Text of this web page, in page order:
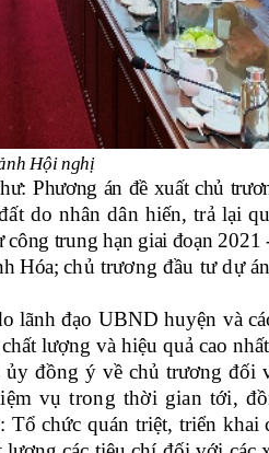
Hội nghị
Phương án đề xuất chủ
do nhân dân hiến, trả lại
công trung hạn giai đoạn
Hóa;chủ trương đầu tư dự
lãnh đạo UBND huyện và
lượng và hiệu quả cao
ủy đồng ý về chủ trương đối
vụ trong thời gian tới,
Tổ chức quán triệt, triển